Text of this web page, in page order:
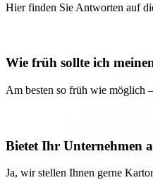
Hier finden Sie Antworten auf
Wie früh sollte ich
Am besten so früh wie möglich
Bietet Ihr Unternehmen
Ja, wir stellen Ihnen gerne